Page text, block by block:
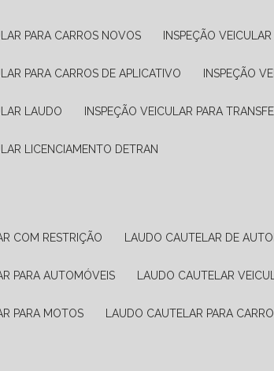
PARA CARROS NOVOS INSPEÇÃO
PARA CARROS DE APLICATIVO INSPEÇÃO
LAUDO INSPEÇÃO VEICULAR PARA
LICENCIAMENTO DETRAN
COM RESTRIÇÃO LAUDO CAUTELAR DE
PARA AUTOMÓVEIS LAUDO CAUTELAR
PARA MOTOS LAUDO CAUTELAR PARA